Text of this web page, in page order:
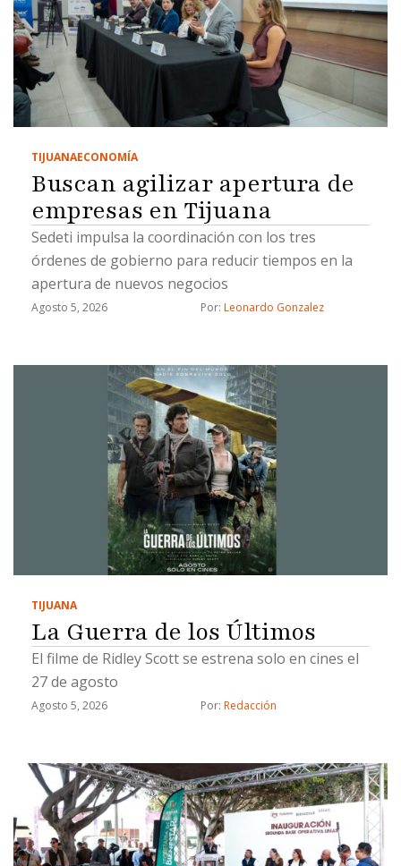
TIJUANAECONOMÍA
Buscan agilizar apertura de
empresas en Tijuana
Sedeti impulsa la coordinación con los tres
órdenes de gobierno para reducir tiempos en la
apertura de nuevos negocios
Agosto 5, 2026 Por: Leonardo Gonzalez
TIJUANA
La Guerra de los Últimos
El filme de Ridley Scott se estrena solo en cines el
27 de agosto
Agosto 5, 2026 Por: Redacción